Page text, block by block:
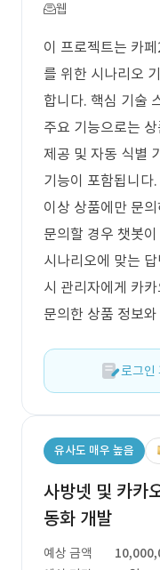
웹
이 프로젝트는 카
를 위한 시나리오
합니다. 핵심 기술
주요 기능으로는
제공 및 자동 식별
기능이 포함됩니다
이상 상품에만 문
문의할 경우 챗봇
시나리오에 맞는
시 관리자에게 카
문의한 상품 정보
로그인
유사도 매우 높음
사방넷 및 카카
동화 개발
예상 금액